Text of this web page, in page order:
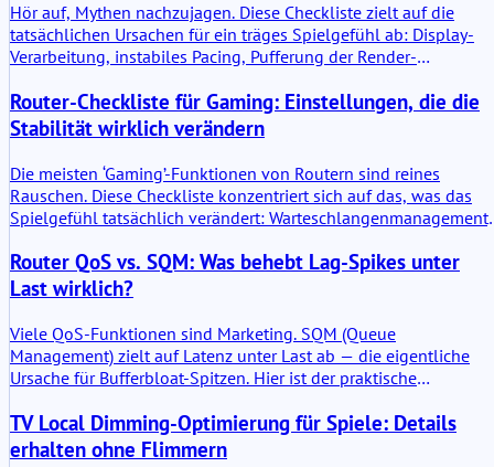
Hör auf, Mythen nachzujagen. Diese Checkliste zielt auf die
tatsächlichen Ursachen für ein träges Spielgefühl ab: Display-
Verarbeitung, instabiles Pacing, Pufferung der Render-
Router-Checkliste für Gaming: Einstellungen, die die
Stabilität wirklich verändern
Die meisten ‘Gaming’-Funktionen von Routern sind reines
Rauschen. Diese Checkliste konzentriert sich auf das, was das
Spielgefühl tatsächlich verändert: Warteschlangenmanagement,
Router QoS vs. SQM: Was behebt Lag-Spikes unter
Last wirklich?
Viele QoS-Funktionen sind Marketing. SQM (Queue
Management) zielt auf Latenz unter Last ab — die eigentliche
Ursache für Bufferbloat-Spitzen. Hier ist der praktische
TV Local Dimming-Optimierung für Spiele: Details
erhalten ohne Flimmern